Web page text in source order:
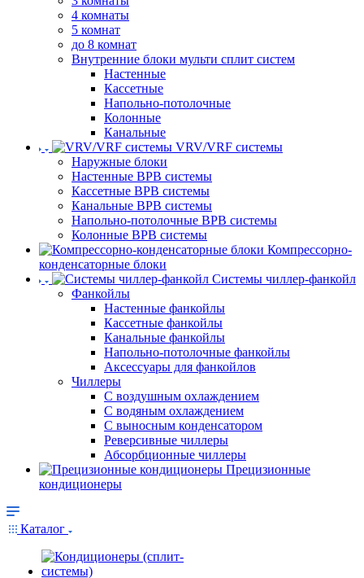
4 комнаты
5 комнат
до 8 комнат
Внутренние блоки мульти сплит систем
Настенные
Кассетные
Напольно-потолочные
Колонные
Канальные
VRV/VRF системы
Наружные блоки
Настенные ВРВ системы
Кассетные ВРВ системы
Канальные ВРВ системы
Напольно-потолочные ВРВ системы
Колонные ВРВ системы
Компрессорно-
конденсаторные блоки
Системы чиллер-фанкойл
Фанкойлы
Настенные фанкойлы
Кассетные фанкойлы
Канальные фанкойлы
Напольно-потолочные фанкойлы
Аксессуары для фанкойлов
Чиллеры
С воздушным охлаждением
С водяным охлаждением
С выносным конденсатором
Реверсивные чиллеры
Абсорбционные чиллеры
Прецизионные
кондиционеры
Каталог